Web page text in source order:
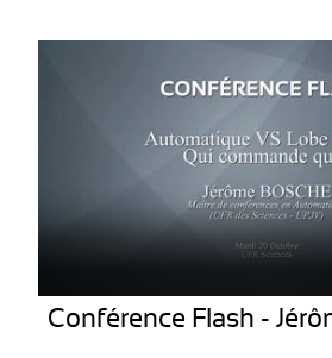
Conférence Flash -